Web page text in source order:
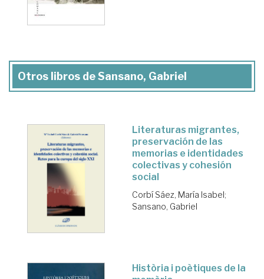
Otros libros de Sansano, Gabriel
Literaturas migrantes,
preservación de las
memorias e identidades
colectivas y cohesión
social
Corbí Sáez, María Isabel;
Sansano, Gabriel
Història i poètiques de la